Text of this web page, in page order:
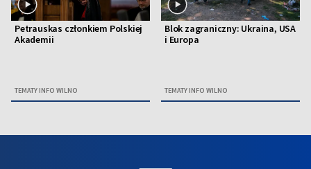
Petrauskas członkiem Polskiej
Akademii
TEMATY INFO WILNO
Blok zagraniczny: Ukraina, USA
i Europa
TEMATY INFO WILNO